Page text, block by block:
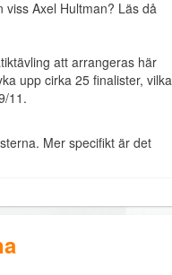
Axel Hultman? Läs då
att arrangeras här
upp cirka 25 finalister, vilka
11.
Mer specifikt är det